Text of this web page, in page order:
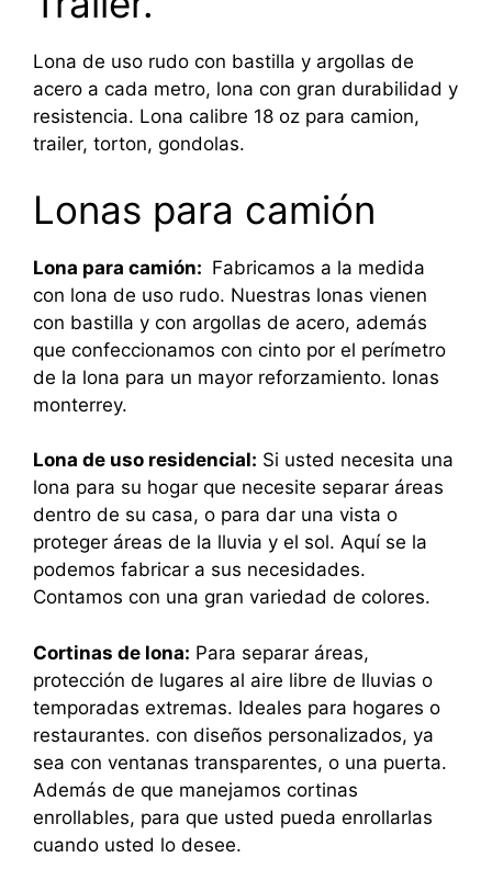
Lona de uso rudo con bastilla y argollas de
acero a cada metro, lona con gran durabilidad y
resistencia. Lona calibre 18 oz para camion,
trailer, torton, gondolas.
Lonas para camión
Lona para camión: Fabricamos a la medida
con lona de uso rudo. Nuestras lonas vienen
con bastilla y con argollas de acero, además
que confeccionamos con cinto por el perímetro
de la lona para un mayor reforzamiento. lonas
monterrey.
Lona de uso residencial: Si usted necesita una
lona para su hogar que necesite separar áreas
dentro de su casa, o para dar una vista o
proteger áreas de la lluvia y el sol. Aquí se la
podemos fabricar a sus necesidades.
Contamos con una gran variedad de colores.
Cortinas de lona: Para separar áreas,
protección de lugares al aire libre de lluvias o
temporadas extremas. Ideales para hogares o
restaurantes. con diseños personalizados, ya
sea con ventanas transparentes, o una puerta.
Además de que manejamos cortinas
enrollables, para que usted pueda enrollarlas
cuando usted lo desee.